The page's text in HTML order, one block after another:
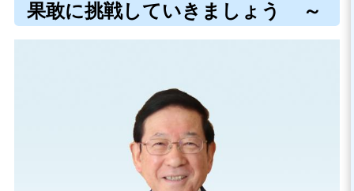
果敢に挑戦していきましょう ～